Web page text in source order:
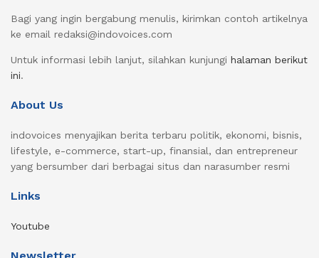
Bagi yang ingin bergabung menulis, kirimkan contoh artikelnya
ke email redaksi@indovoices.com
Untuk informasi lebih lanjut, silahkan kunjungi halaman berikut
ini.
About Us
indovoices menyajikan berita terbaru politik, ekonomi, bisnis,
lifestyle, e-commerce, start-up, finansial, dan entrepreneur
yang bersumber dari berbagai situs dan narasumber resmi
Links
Youtube